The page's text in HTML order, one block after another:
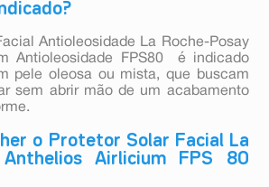
Antioleosidade La Roche-Posay
Antioleosidade FPS80 é indicado
pele oleosa ou mista, que buscam
sem abrir mão de um acabamento
o Protetor Solar Facial La
Anthelios Airlicium FPS 80